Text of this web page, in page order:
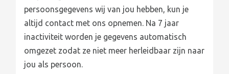
persoonsgegevens wij van jou hebben, kun je
altijd contact met ons opnemen. Na 7 jaar
inactiviteit worden je gegevens automatisch
omgezet zodat ze niet meer herleidbaar zijn naar
jou als persoon.